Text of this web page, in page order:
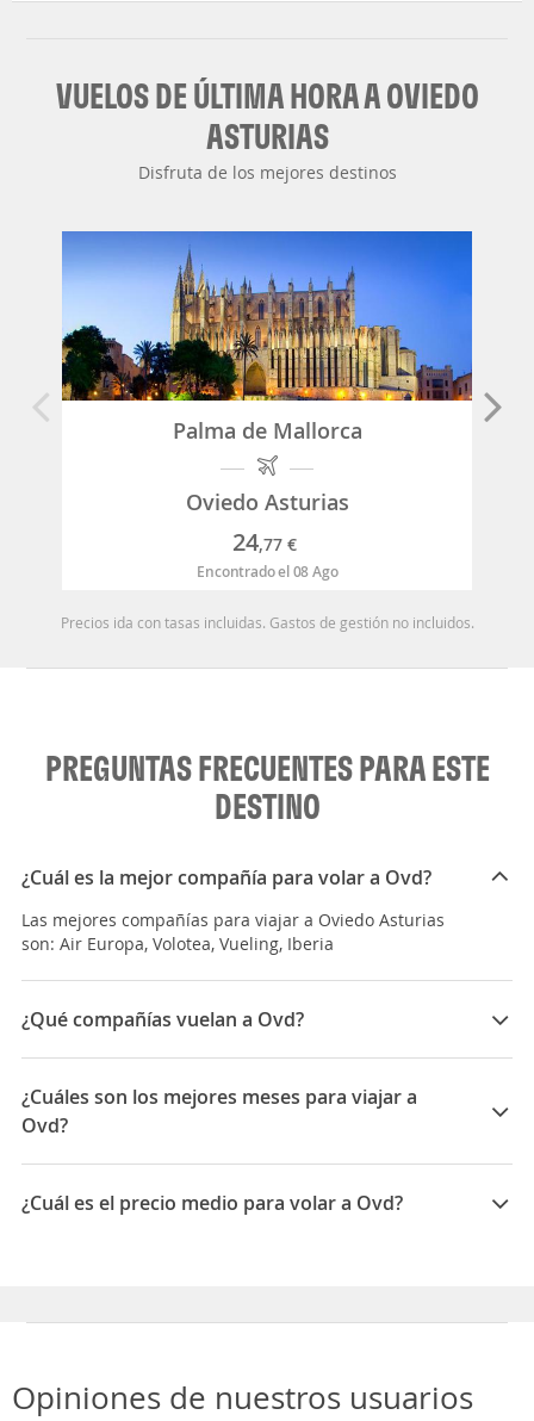
VUELOS DE ÚLTIMA HORA A OVIEDO
ASTURIAS
Disfruta de los mejores destinos
Palma de Mallorca
Oviedo Asturias
24,77 €
Encontrado el 08 Ago
Precios ida con tasas incluidas. Gastos de gestión no incluidos.
PREGUNTAS FRECUENTES PARA ESTE
DESTINO
¿Cuál es la mejor compañía para volar a Ovd?
Las mejores compañías para viajar a Oviedo Asturias
son: Air Europa, Volotea, Vueling, Iberia
¿Qué compañías vuelan a Ovd?
Las compañías que vuelan a Oviedo Asturias son:
Vueling, Iberia, Volotea, Air Europa, Binter Canarias,
APG Airlines
¿Cuáles son los mejores meses para viajar a
Ovd?
Los mejores meses para viajar a Oviedo Asturias son
Octubre, Noviembre, Febrero
¿Cuál es el precio medio para volar a Ovd?
Opiniones de nuestros usuarios